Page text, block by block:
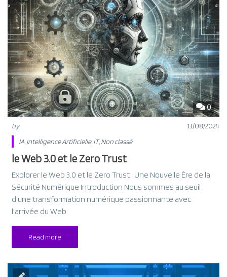
0
by
13/08/2024
IA Intelligence Artificielle, IT,Non classé
le Web 3.0 et le Zero Trust
Explorer le Web 3.0 et le Zero Trust : Une Nouvelle Ère de la
Sécurité Numérique Introduction Nous sommes au seuil
d'une transformation numérique passionnante avec
l'arrivée du Web
Read more